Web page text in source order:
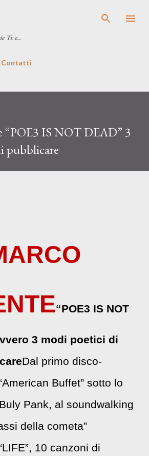
Tv e..
Contatti
“POE3 IS NOT DEAD” 3
pubblicare
“POE3 IS NOT
3 modi poetici di
Dal primo disco-
Buffet” sotto lo
Pank, al soundwalking
della cometa”
10 canzoni di